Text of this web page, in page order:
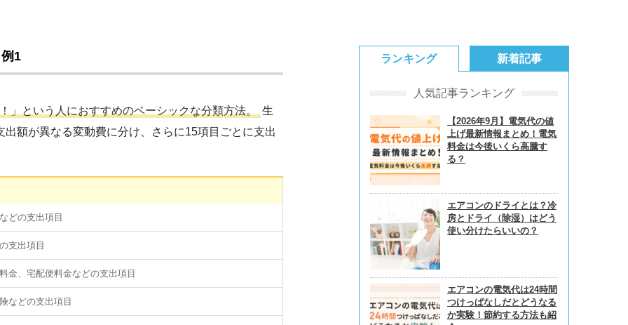
1
という人におすすめのベーシックな分類方法。
生
額が異なる変動費に分け、さらに15項目ごとに支出
どの支出項目
支出項目
金、宅配便料金などの支出項目
などの支出項目
ランキング
人気記事ランキング
【2026年9月】電気代の値
上げ最新情報まとめ！電気
料金は今後いくら高騰す
る？
エアコンのドライとは？冷
房とドライ（除湿）はどう
使い分けたらいいの？
エアコンの電気代は24時間
つけっぱなしだとどうなる
か実験！節約する方法も紹
新着記事